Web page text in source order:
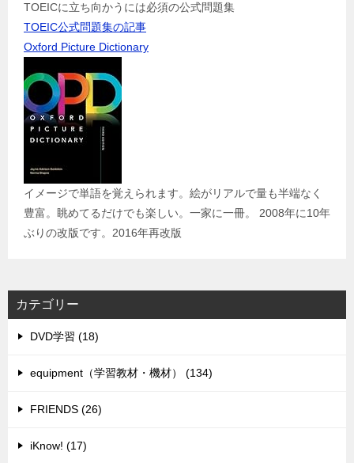
TOEICに立ち向かうには必須の公式問題集
TOEIC公式問題集の記事
Oxford Picture Dictionary
イメージで単語を覚えられます。絵がリアルで量も半端なく
豊富。眺めてるだけでも楽しい。一家に一冊。 2008年に10年
ぶりの改版です。2016年再改版
カテゴリー
DVD学習 (18)
equipment（学習教材・機材） (134)
FRIENDS (26)
iKnow! (17)